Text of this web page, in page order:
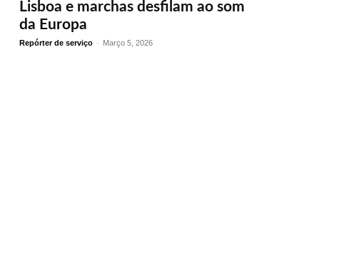
Lisboa e marchas desfilam ao som
da Europa
Repórter de serviço - Março 5, 2026